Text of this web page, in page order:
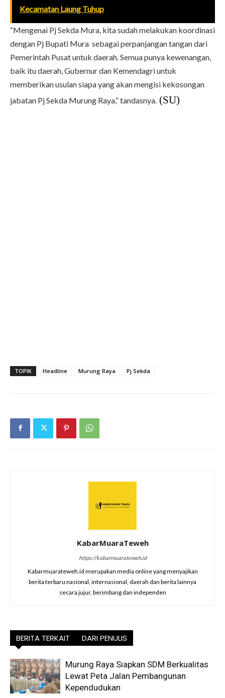
Kecamatan Laung Tuhup
“Mengenai Pj Sekda Mura, kita sudah melakukan koordinasi
dengan Pj Bupati Mura sebagai perpanjangan tangan dari
Pemerintah Pusat untuk daerah. Semua punya kewenangan,
baik itu daerah, Gubernur dan Kemendagri untuk
memberikan usulan siapa yang akan mengisi kekosongan
jabatan Pj Sekda Murung Raya,” tandasnya. (SU)
TOPIK Headline Murung Raya Pj Sekda
KabarMuaraTeweh
https://kabarmuarateweh.id
Kabarmuarateweh.id merupakan media online yang menyajikan
berita terbaru nasional, internasional, daerah dan berita lainnya
secara jujur, berimbang dan independen
BERITA TERKAIT DARI PENULIS
Murung Raya Siapkan SDM Berkualitas
Lewat Peta Jalan Pembangunan
Kependudukan